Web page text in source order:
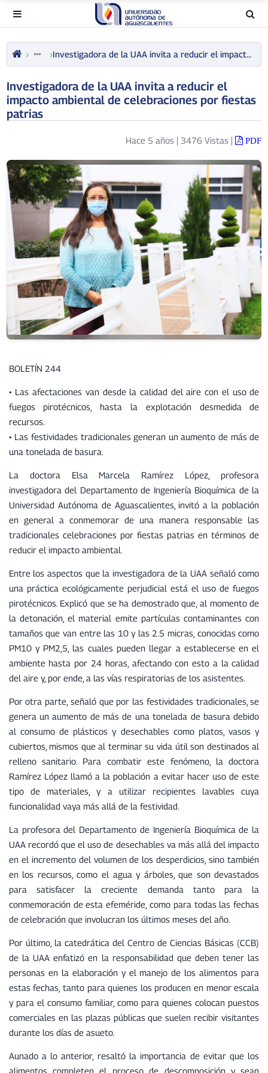
Investigadora de la UAA invita a reducir el impacto ambiental de celebraciones por fiestas patrias
Investigadora de la UAA invita a reducir el
impacto ambiental de celebraciones por fiestas
patrias
Hace 5 años | 3476 Vistas | PDF
BOLETÍN 244
• Las afectaciones van desde la calidad del aire con el uso de
fuegos pirotécnicos, hasta la explotación desmedida de
recursos.
• Las festividades tradicionales generan un aumento de más de
una tonelada de basura.
La doctora Elsa Marcela Ramírez López, profesora
investigadora del Departamento de Ingeniería Bioquímica de la
Universidad Autónoma de Aguascalientes, invitó a la población
en general a conmemorar de una manera responsable las
tradicionales celebraciones por fiestas patrias en términos de
reducir el impacto ambiental.
Entre los aspectos que la investigadora de la UAA señaló como
una práctica ecológicamente perjudicial está el uso de fuegos
pirotécnicos. Explicó que se ha demostrado que, al momento de
la detonación, el material emite partículas contaminantes con
tamaños que van entre las 10 y las 2.5 micras, conocidas como
PM10 y PM2,5, las cuales pueden llegar a establecerse en el
ambiente hasta por 24 horas, afectando con esto a la calidad
del aire y, por ende, a las vías respiratorias de los asistentes.
Por otra parte, señaló que por las festividades tradicionales, se
genera un aumento de más de una tonelada de basura debido
al consumo de plásticos y desechables como platos, vasos y
cubiertos, mismos que al terminar su vida útil son destinados al
relleno sanitario. Para combatir este fenómeno, la doctora
Ramírez López llamó a la población a evitar hacer uso de este
tipo de materiales, y a utilizar recipientes lavables cuya
funcionalidad vaya más allá de la festividad.
La profesora del Departamento de Ingeniería Bioquímica de la
UAA recordó que el uso de desechables va más allá del impacto
en el incremento del volumen de los desperdicios, sino también
en los recursos, como el agua y árboles, que son devastados
para satisfacer la creciente demanda tanto para la
conmemoración de esta efeméride, como para todas las fechas
de celebración que involucran los últimos meses del año.
Por último, la catedrática del Centro de Ciencias Básicas (CCB)
de la UAA enfatizó en la responsabilidad que deben tener las
personas en la elaboración y el manejo de los alimentos para
estas fechas, tanto para quienes los producen en menor escala
y para el consumo familiar, como para quienes colocan puestos
comerciales en las plazas públicas que suelen recibir visitantes
durante los días de asueto.
Aunado a lo anterior, resaltó la importancia de evitar que los
alimentos completen el proceso de descomposición y sean